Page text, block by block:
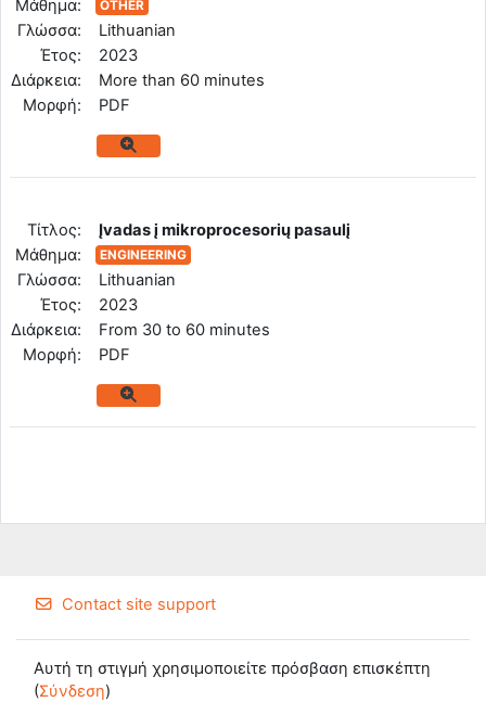
Μάθημα:
OTHER
Γλώσσα:
Lithuanian
Έτος:
2023
Διάρκεια:
More than 60 minutes
Mορφή:
PDF
Tίτλος:
Įvadas į mikroprocesorių pasaulį
Μάθημα:
ENGINEERING
Γλώσσα:
Lithuanian
Έτος:
2023
Διάρκεια:
From 30 to 60 minutes
Mορφή:
PDF
Contact site support
Αυτή τη στιγμή χρησιμοποιείτε πρόσβαση επισκέπτη
(Σύνδεση)